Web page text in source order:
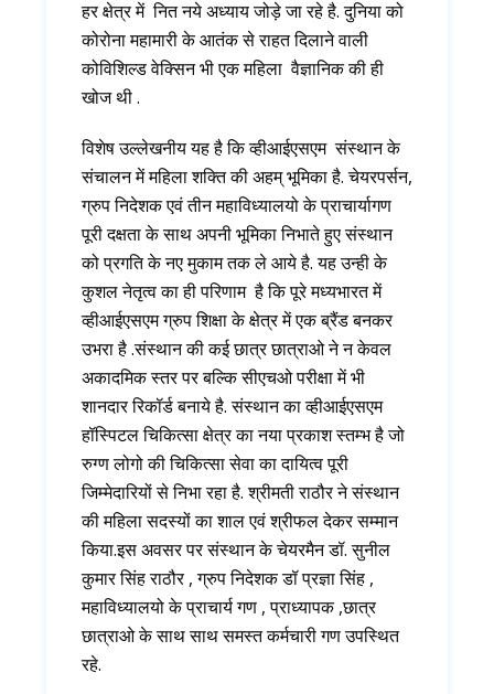
हर क्षेत्र में नित नये अध्याय जोड़े जा रहे है. दुनिया को
कोरोना महामारी के आतंक से राहत दिलाने वाली
कोविशिल्ड वेक्सिन भी एक महिला वैज्ञानिक की ही
खोज थी .
विशेष उल्लेखनीय यह है कि व्हीआईएसएम संस्थान के
संचालन में महिला शक्ति की अहम् भूमिका है. चेयरपर्सन,
ग्रुप निदेशक एवं तीन महाविध्यालयो के प्राचार्यागण
पूरी दक्षता के साथ अपनी भूमिका निभाते हुए संस्थान
को प्रगति के नए मुकाम तक ले आये है. यह उन्ही के
कुशल नेतृत्व का ही परिणाम है कि पूरे मध्यभारत में
व्हीआईएसएम ग्रुप शिक्षा के क्षेत्र में एक ब्रैंड बनकर
उभरा है .संस्थान की कई छात्र छात्राओ ने न केवल
अकादमिक स्तर पर बल्कि सीएचओ परीक्षा में भी
शानदार रिकॉर्ड बनाये है. संस्थान का व्हीआईएसएम
हॉस्पिटल चिकित्सा क्षेत्र का नया प्रकाश स्तम्भ है जो
रुग्ण लोगो की चिकित्सा सेवा का दायित्व पूरी
जिम्मेदारियों से निभा रहा है. श्रीमती राठौर ने संस्थान
की महिला सदस्यों का शाल एवं श्रीफल देकर सम्मान
किया.इस अवसर पर संस्थान के चेयरमैन डॉ. सुनील
कुमार सिंह राठौर , ग्रुप निदेशक डॉ प्रज्ञा सिंह ,
महाविध्यालयो के प्राचार्य गण , प्राध्यापक ,छात्र
छात्राओ के साथ साथ समस्त कर्मचारी गण उपस्थित
रहे.